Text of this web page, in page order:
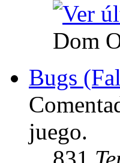
Dom
Bugs
juego.